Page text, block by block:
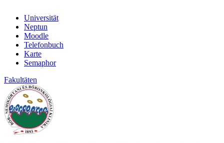
Universität
Neptun
Moodle
Telefonbuch
Karte
Semaphor
Fakultäten